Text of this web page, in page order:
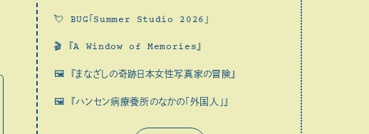
💘 BUG「Summer Studio 2026」
🎬 『A Window of Memories』
🖼 『まなざしの奇跡日本女性写真家の冒険』
🖼 『ハンセン病療養所のなかの「外国人」』